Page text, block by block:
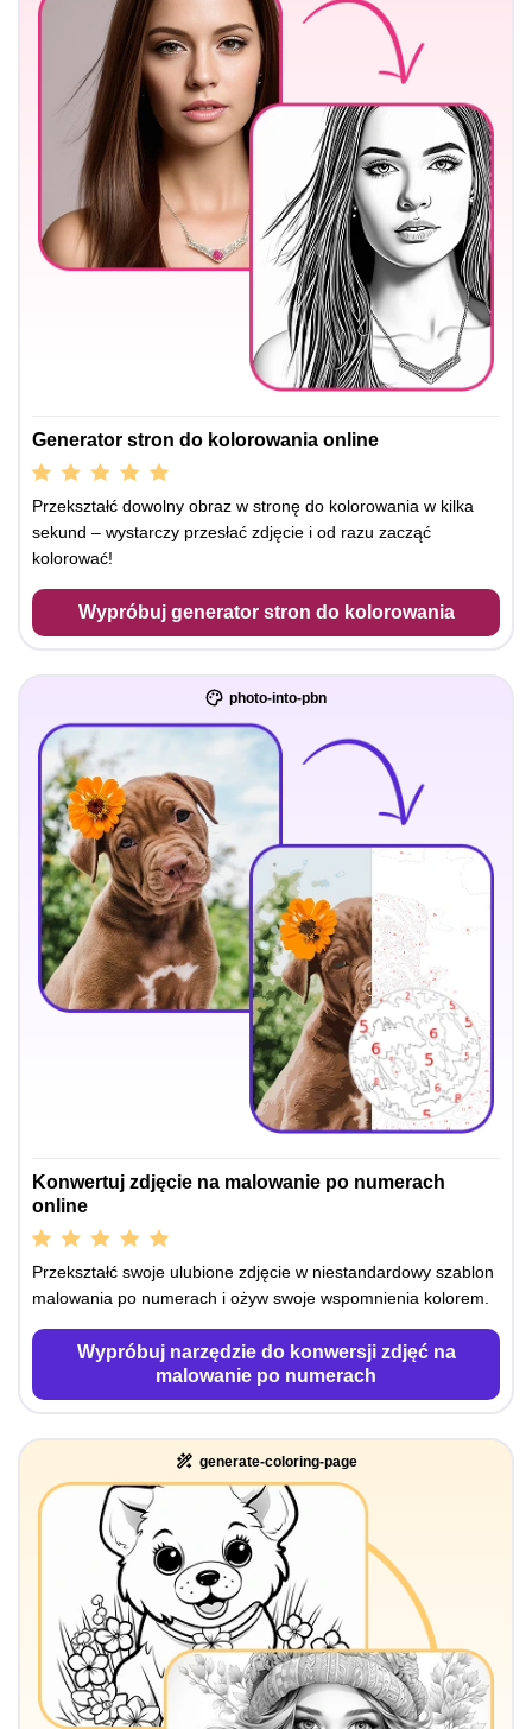
Generator stron do kolorowania online
Przekształć dowolny obraz w stronę do kolorowania w kilka
sekund – wystarczy przesłać zdjęcie i od razu zacząć
kolorować!
Wypróbuj generator stron do kolorowania
photo-into-pbn
Konwertuj zdjęcie na malowanie po numerach
online
Przekształć swoje ulubione zdjęcie w niestandardowy szablon
malowania po numerach i ożyw swoje wspomnienia kolorem.
Wypróbuj narzędzie do konwersji zdjęć na
malowanie po numerach
generate-coloring-page